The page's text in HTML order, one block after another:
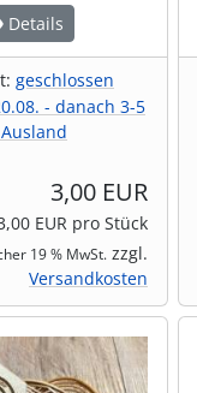
Details
geschlossen
- danach 3-5
3,00 EUR
EUR pro Stück
19 % MwSt. zzgl.
Versandkosten